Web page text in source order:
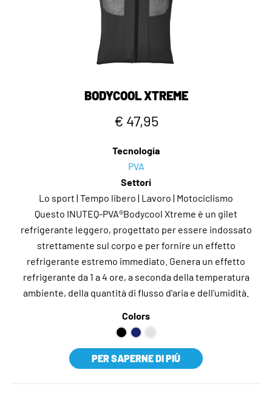
BODYCOOL XTREME
€ 47,95
Tecnologia
PVA
Settori
Lo sport | Tempo libero | Lavoro | Motociclismo
Questo INUTEQ-PVA®Bodycool Xtreme è un gilet
refrigerante leggero, progettato per essere indossato
strettamente sul corpo e per fornire un effetto
refrigerante estremo immediato. Genera un effetto
refrigerante da 1 a 4 ore, a seconda della temperatura
ambiente, della quantità di flusso d'aria e dell'umidità.
Colors
PER SAPERNE DI PIÙ